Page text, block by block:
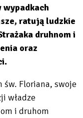
wypadkach
ratują ludzkie
druhnom i
oraz
Floriana, swoje
władze
i druhom